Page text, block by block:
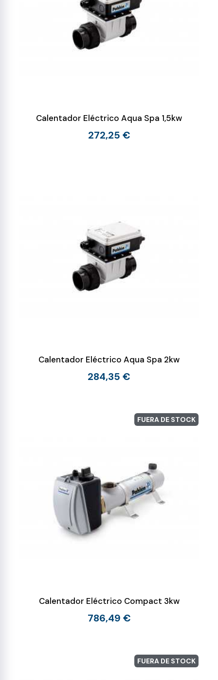
Calentador Eléctrico Aqua Spa 1,5kw
272,25 €
Calentador Eléctrico Aqua Spa 2kw
284,35 €
FUERA DE STOCK
Calentador Eléctrico Compact 3kw
786,49 €
FUERA DE STOCK